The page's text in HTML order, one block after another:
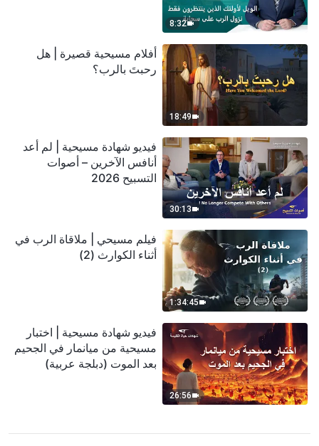
8:32
18:49
أفلام مسيحية قصيرة | هل
رحبتَ بالرب؟
30:13
فيديو شهادة مسيحية | لم أعد
أنافس الآخرين – أصوات
التسبيح 2026
1:34:45
فيلم مسيحي | ملاقاة الرب في
أثناء الكوارث (2)
26:56
فيديو شهادة مسيحية | اختبار
مسيحية من ميانمار في الجحيم
بعد الموت (دبلجة عربية)